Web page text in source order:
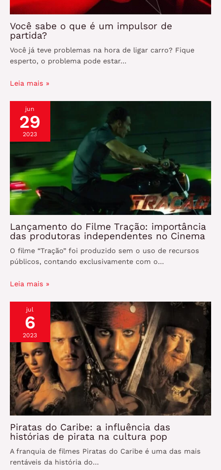
Você sabe o que é um impulsor de
partida?
Você já teve problemas na hora de ligar carro? Fique
esperto, o problema pode estar…
Leia mais »
jun
29
2023
Lançamento do Filme Tração: importância
das produtoras independentes no Cinema
O filme “Tração” foi produzido sem o uso de recursos
públicos, contando exclusivamente com o…
Leia mais »
jul
6
2023
Piratas do Caribe: a influência das
histórias de pirata na cultura pop
A franquia de filmes Piratas do Caribe é uma das mais
rentáveis da história do…